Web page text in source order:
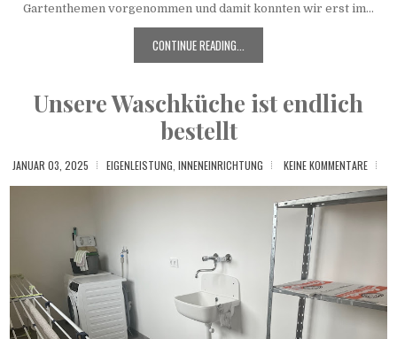
Gartenthemen vorgenommen und damit konnten wir erst im...
CONTINUE READING...
Unsere Waschküche ist endlich
bestellt
JANUAR 03, 2025 EIGENLEISTUNG INNENEINRICHTUNG KEINE KOMMENTARE